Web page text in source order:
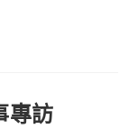
專訪